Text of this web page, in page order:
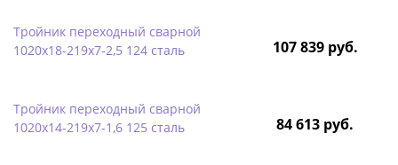
Тройник переходный сварной
1020х18-219х7-2,5 124 сталь
107 839 руб.
Тройник переходный сварной
1020х14-219х7-1,6 125 сталь
84 613 руб.